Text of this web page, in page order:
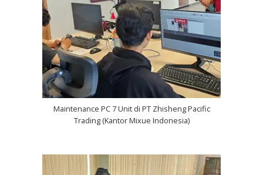
Maintenance PC 7 Unit di PT Zhisheng Pacific
Trading (Kantor Mixue Indonesia)